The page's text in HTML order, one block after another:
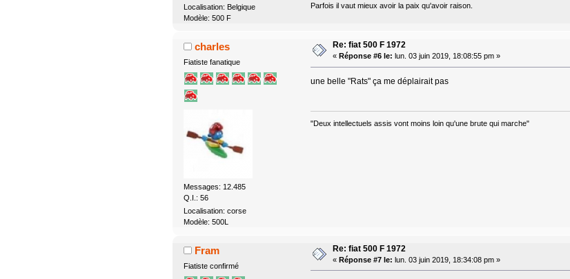
Localisation: Belgique
Modèle: 500 F
Parfois il vaut mieux avoir la paix qu'avoir raison.
charles
Fiatiste fanatique
Messages: 12.485
Q.I.: 56
Localisation: corse
Modèle: 500L
Re: fiat 500 F 1972
« Réponse #6 le: lun. 03 juin 2019, 18:08:55 pm »
une belle "Rats" ça me déplairait pas
"Deux intellectuels assis vont moins loin qu'une brute qui marche"
Fram
Fiatiste confirmé
Re: fiat 500 F 1972
« Réponse #7 le: lun. 03 juin 2019, 18:34:08 pm »